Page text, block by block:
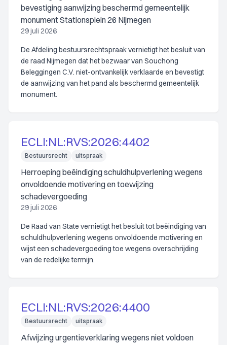
bevestiging aanwijzing beschermd gemeentelijk
monument Stationsplein 26 Nijmegen
29 juli 2026
De Afdeling bestuursrechtspraak vernietigt het besluit van
de raad Nijmegen dat het bezwaar van Souchong
Beleggingen C.V. niet-ontvankelijk verklaarde en bevestigt
de aanwijzing van het pand als beschermd gemeentelijk
monument.
ECLI:NL:RVS:2026:4402
Bestuursrecht uitspraak
Herroeping beëindiging schuldhulpverlening wegens
onvoldoende motivering en toewijzing
schadevergoeding
29 juli 2026
De Raad van State vernietigt het besluit tot beëindiging van
schuldhulpverlening wegens onvoldoende motivering en
wijst een schadevergoeding toe wegens overschrijding
van de redelijke termijn.
ECLI:NL:RVS:2026:4400
Bestuursrecht uitspraak
Afwijzing urgentieverklaring wegens niet voldoen